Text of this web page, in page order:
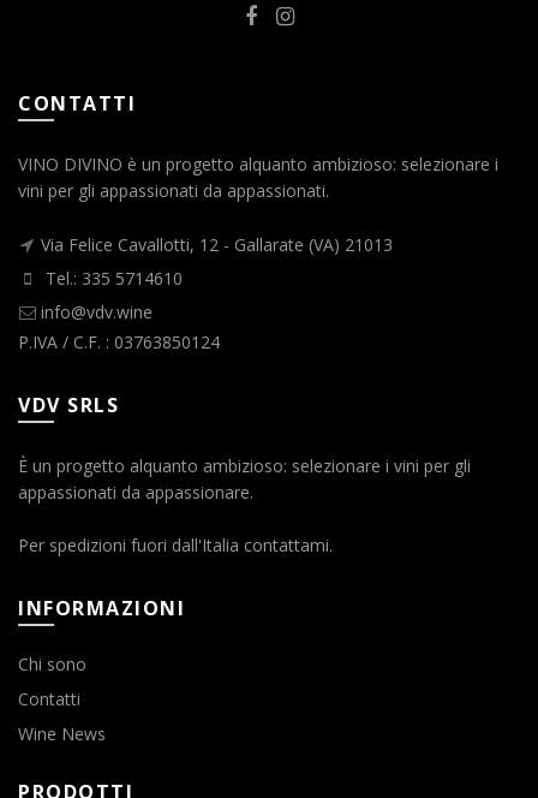
CONTATTI
VINO DIVINO è un progetto alquanto ambizioso: selezionare i
vini per gli appassionati da appassionati.
Via Felice Cavallotti, 12 - Gallarate (VA) 21013
Tel.: 335 5714610
info@vdv.wine
P.IVA / C.F. : 03763850124
VDV SRLS
È un progetto alquanto ambizioso: selezionare i vini per gli
appassionati da appassionare.
Per spedizioni fuori dall'Italia contattami.
INFORMAZIONI
Chi sono
Contatti
Wine News
PRODOTTI